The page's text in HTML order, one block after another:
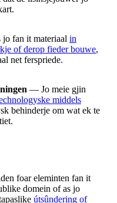
fan it materiaal in
of derop fieder bouwe,
net ferspriede.
— Jo meie gjin
middels
behinderje om wat ek te
foar eleminten fan it
domein of as jo
útsûndering of